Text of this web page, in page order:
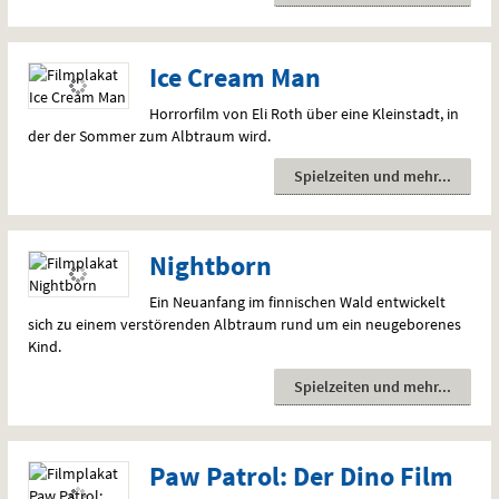
Ice Cream Man
Horrorfilm von Eli Roth über eine Kleinstadt, in
der der Sommer zum Albtraum wird.
Spielzeiten und mehr
Nightborn
Ein Neuanfang im finnischen Wald entwickelt
sich zu einem verstörenden Albtraum rund um ein neugeborenes
Kind.
Spielzeiten und mehr
Paw Patrol: Der Dino Film